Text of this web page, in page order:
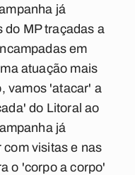
já
do MP traçadas a
em
atuação mais
vamos 'atacar' a
do Litoral ao
já
visitas e nas
o 'corpo a corpo'